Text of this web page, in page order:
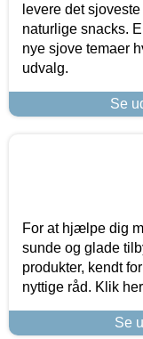
levere det
naturlige snacks.
nye sjove temaer
udvalg.
Se
For at hjælpe dig
sunde og glade
produkter, kendt
nyttige råd. Klik
Se